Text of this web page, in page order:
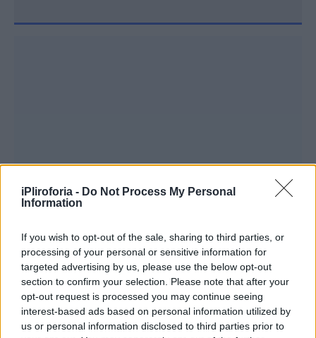
iPliroforia - Do Not Process My Personal
Information
If you wish to opt-out of the sale, sharing to third parties, or
processing of your personal or sensitive information for
targeted advertising by us, please use the below opt-out
section to confirm your selection. Please note that after your
opt-out request is processed you may continue seeing
interest-based ads based on personal information utilized by
us or personal information disclosed to third parties prior to